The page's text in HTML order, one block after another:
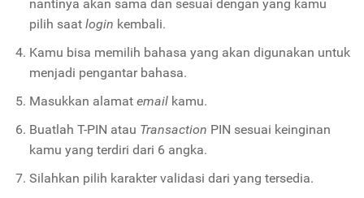
nantinya akan sama dan sesuai dengan yang kamu
pilih saat login kembali.
Kamu bisa memilih bahasa yang akan digunakan untuk
menjadi pengantar bahasa.
Masukkan alamat email kamu.
Buatlah T-PIN atau Transaction PIN sesuai keinginan
kamu yang terdiri dari 6 angka.
Silahkan pilih karakter validasi dari yang tersedia.